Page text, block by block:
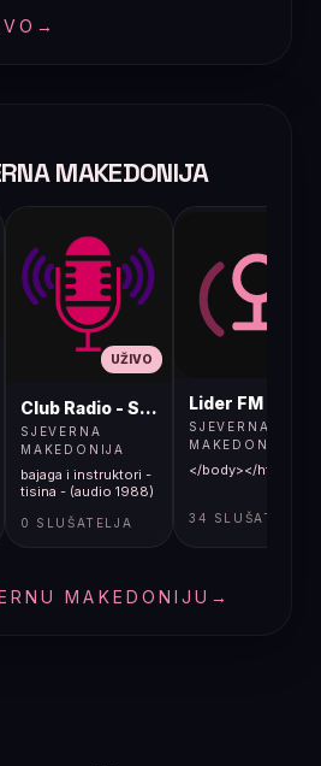
→
MAKEDONIJA
UŽIVO
Club Radio - Skopje, Mcedonia
SJEVERNA
MAKEDONIJA
bajaga i instruktori -
tisina - (audio 1988)
0 SLUŠATELJA
Lider FM 107,4
SJEVERNA
MAKEDONIJA
</body></html>
34 SLUŠATELJA
MAKEDONIJU →